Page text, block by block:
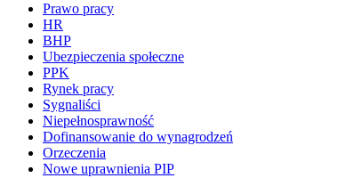
Prawo pracy
HR
BHP
Ubezpieczenia społeczne
PPK
Rynek pracy
Sygnaliści
Niepełnosprawność
Dofinansowanie do wynagrodzeń
Orzeczenia
Nowe uprawnienia PIP